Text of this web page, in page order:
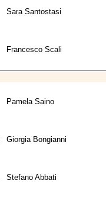
Sara Santostasi
Francesco Scali
Pamela Saino
Giorgia Bongianni
Stefano Abbati